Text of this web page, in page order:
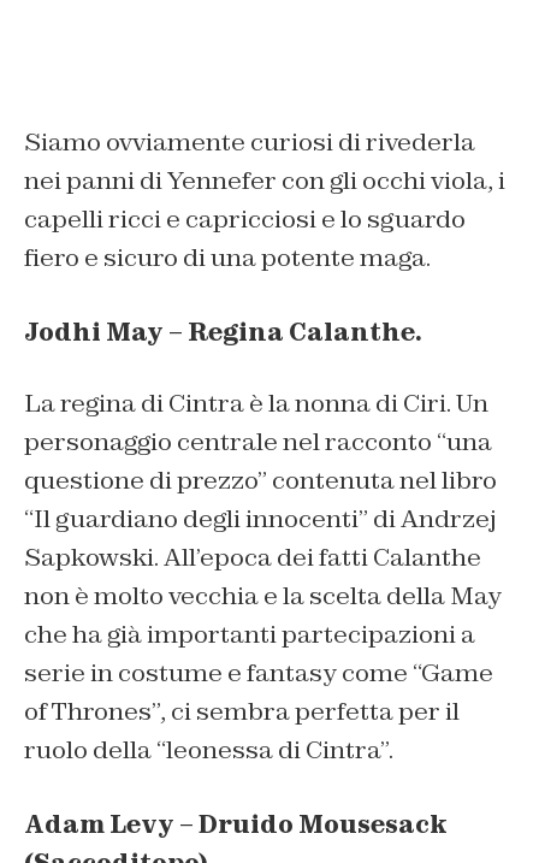
Siamo ovviamente curiosi di rivederla
nei panni di Yennefer con gli occhi viola, i
capelli ricci e capricciosi e lo sguardo
fiero e sicuro di una potente maga.
Jodhi May – Regina Calanthe.
La regina di Cintra è la nonna di Ciri. Un
personaggio centrale nel racconto “una
questione di prezzo” contenuta nel libro
“Il guardiano degli innocenti” di Andrzej
Sapkowski. All’epoca dei fatti Calanthe
non è molto vecchia e la scelta della May
che ha già importanti partecipazioni a
serie in costume e fantasy come “Game
of Thrones”, ci sembra perfetta per il
ruolo della “leonessa di Cintra”.
Adam Levy – Druido Mousesack